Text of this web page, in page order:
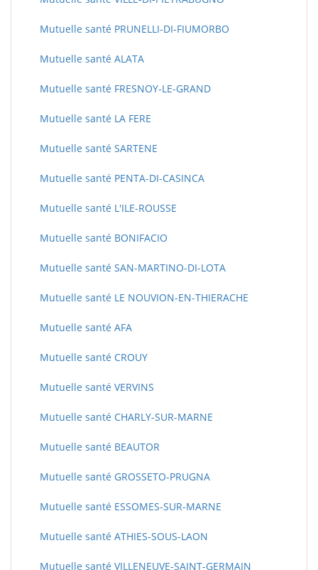
Mutuelle santé PRUNELLI-DI-FIUMORBO
Mutuelle santé ALATA
Mutuelle santé FRESNOY-LE-GRAND
Mutuelle santé LA FERE
Mutuelle santé SARTENE
Mutuelle santé PENTA-DI-CASINCA
Mutuelle santé L'ILE-ROUSSE
Mutuelle santé BONIFACIO
Mutuelle santé SAN-MARTINO-DI-LOTA
Mutuelle santé LE NOUVION-EN-THIERACHE
Mutuelle santé AFA
Mutuelle santé CROUY
Mutuelle santé VERVINS
Mutuelle santé CHARLY-SUR-MARNE
Mutuelle santé BEAUTOR
Mutuelle santé GROSSETO-PRUGNA
Mutuelle santé ESSOMES-SUR-MARNE
Mutuelle santé ATHIES-SOUS-LAON
Mutuelle santé VILLENEUVE-SAINT-GERMAIN